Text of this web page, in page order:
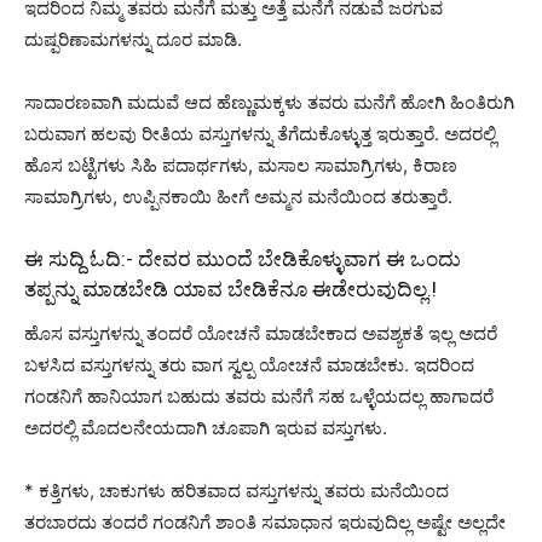
ಇದರಿಂದ ನಿಮ್ಮ ತವರು ಮನೆಗೆ ಮತ್ತು ಅತ್ತೆ ಮನೆಗೆ ನಡುವೆ ಜರಗುವ
ದುಷ್ಪರಿಣಾಮಗಳನ್ನು ದೂರ ಮಾಡಿ.
ಸಾದಾರಣವಾಗಿ ಮದುವೆ ಆದ ಹೆಣ್ಣುಮಕ್ಕಳು ತವರು ಮನೆಗೆ ಹೋಗಿ ಹಿಂತಿರುಗಿ
ಬರುವಾಗ ಹಲವು ರೀತಿಯ ವಸ್ತುಗಳನ್ನು ತೆಗೆದುಕೊಳ್ಳುತ್ತ ಇರುತ್ತಾರೆ. ಅದರಲ್ಲಿ
ಹೊಸ ಬಟ್ಟೆಗಳು ಸಿಹಿ ಪದಾರ್ಥಗಳು, ಮಸಾಲ ಸಾಮಾಗ್ರಿಗಳು, ಕಿರಾಣ
ಸಾಮಾಗ್ರಿಗಳು, ಉಪ್ಪಿನಕಾಯಿ ಹೀಗೆ ಅಮ್ಮನ ಮನೆಯಿಂದ ತರುತ್ತಾರೆ.
ಈ ಸುದ್ದಿ ಓದಿ:- ದೇವರ ಮುಂದೆ ಬೇಡಿಕೊಳ್ಳುವಾಗ ಈ ಒಂದು
ತಪ್ಪನ್ನು ಮಾಡಬೇಡಿ ಯಾವ ಬೇಡಿಕೆನೂ ಈಡೇರುವುದಿಲ್ಲ.!
ಹೊಸ ವಸ್ತುಗಳನ್ನು ತಂದರೆ ಯೋಚನೆ ಮಾಡಬೇಕಾದ ಅವಶ್ಯಕತೆ ಇಲ್ಲ ಅದರೆ
ಬಳಸಿದ ವಸ್ತುಗಳನ್ನು ತರು ವಾಗ ಸ್ವಲ್ಪ ಯೋಚನೆ ಮಾಡಬೇಕು. ಇದರಿಂದ
ಗಂಡನಿಗೆ ಹಾನಿಯಾಗ ಬಹುದು ತವರು ಮನೆಗೆ ಸಹ ಒಳ್ಳೆಯದಲ್ಲ ಹಾಗಾದರೆ
ಅದರಲ್ಲಿ ಮೊದಲನೇಯದಾಗಿ ಚೂಪಾಗಿ ಇರುವ ವಸ್ತುಗಳು.
* ಕತ್ತಿಗಳು, ಚಾಕುಗಳು ಹರಿತವಾದ ವಸ್ತುಗಳನ್ನು ತವರು ಮನೆಯಿಂದ
ತರಬಾರದು ತಂದರೆ ಗಂಡನಿಗೆ ಶಾಂತಿ ಸಮಾಧಾನ ಇರುವುದಿಲ್ಲ ಅಷ್ಟೇ ಅಲ್ಲದೇ